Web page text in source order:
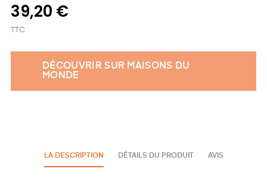
39,20 €
TTC
DÉCOUVRIR SUR MAISONS DU
MONDE
LA DESCRIPTION DÉTAILS DU PRODUIT AVIS